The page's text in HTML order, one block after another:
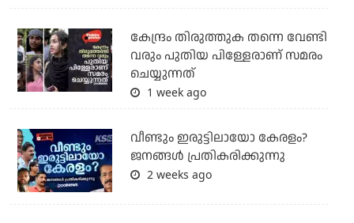
കേന്ദ്രം തിരുത്തുക തന്നെ വേണ്ടി
വരും പുതിയ പിള്ളേരാണ് സമരം
ചെയ്യുന്നത്
1 week ago
വീണ്ടും ഇരുട്ടിലായോ കേരളം?
ജനങ്ങൾ പ്രതികരിക്കുന്നു
2 weeks ago